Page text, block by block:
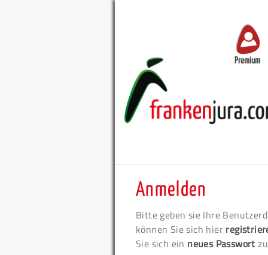
Premium
Anmelden
Bitte geben sie Ihre
können Sie sich hier
Sie sich ein neues Passwort